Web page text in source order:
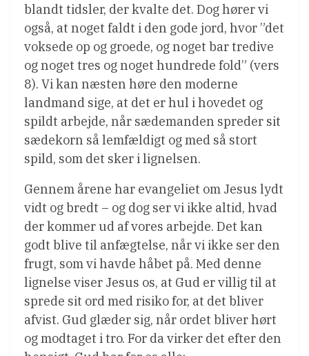
blandt tidsler, der kvalte det. Dog hører vi
også, at noget faldt i den gode jord, hvor ”det
voksede op og groede, og noget bar tredive
og noget tres og noget hundrede fold” (vers
8). Vi kan næsten høre den moderne
landmand sige, at det er hul i hovedet og
spildt arbejde, når sædemanden spreder sit
sædekorn så lemfældigt og med så stort
spild, som det sker i lignelsen.
Gennem årene har evangeliet om Jesus lydt
vidt og bredt – og dog ser vi ikke altid, hvad
der kommer ud af vores arbejde. Det kan
godt blive til anfægtelse, når vi ikke ser den
frugt, som vi havde håbet på. Med denne
lignelse viser Jesus os, at Gud er villig til at
sprede sit ord med risiko for, at det bliver
afvist. Gud glæder sig, når ordet bliver hørt
og modtaget i tro. For da virker det efter den